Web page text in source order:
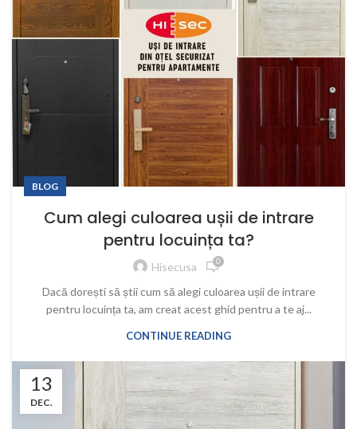
BLOG
Cum alegi culoarea ușii de intrare
pentru locuința ta?
Hisecusa 0
Dacă dorești să știi cum să alegi culoarea ușii de intrare
pentru locuința ta, am creat acest ghid pentru a te aj...
CONTINUE READING
13
DEC.